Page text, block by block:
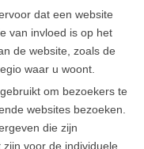
dat een website
van invloed is op het
de website, zoals de
waar u woont.
om bezoekers te
websites bezoeken.
die zijn
voor de individuele